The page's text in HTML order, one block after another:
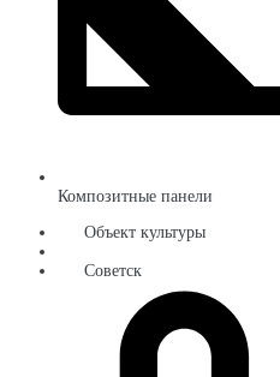
Композитные панели
Объект культуры
Советск